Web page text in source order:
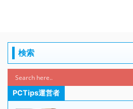
検索
PCTips運営者